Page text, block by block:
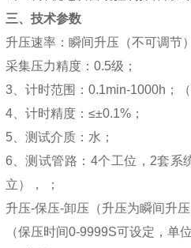
三、技术参数
升压速率：瞬间升压（不可调节
采集压力精度： 0.5级 ；
3、计时范围： 0.1min-1000h ；
4、 计时精度： ≤±0.1%；
5、测试介质：水；
6、测试管路： 4个工位，2套系
立），
；
升压-保压-卸压（升压为瞬间升
（保压时间0-9999S可设定，单